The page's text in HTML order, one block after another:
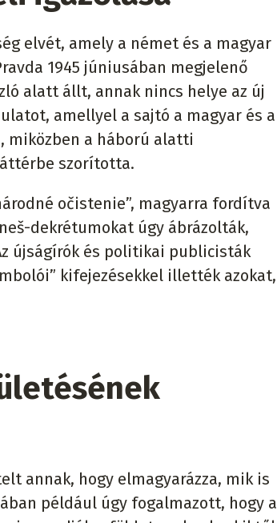
elvét, amely a német és a magyar
1945 júniusában megjelenő
alatt állt, annak nincs helye az új
amellyel a sajtó a magyar és a
miközben a háború alatti
szorította.
očistenie”, magyarra fordítva
dekrétumokat úgy ábrázolták,
újságírók és politikai publicisták
kifejezésekkel illették azokat,
annak, hogy elmagyarázza, mik is
például úgy fogalmazott, hogy a